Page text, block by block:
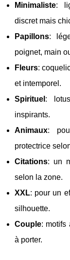
Minimaliste:
discret mais
Papillons:
poignet, main
Fleurs:
et intemporel.
Spirituel :
inspirants.
Animaux:
protectrice
Citations: un
selon la zone.
XXL: pour un
silhouette.
Couple: motifs
à porter.